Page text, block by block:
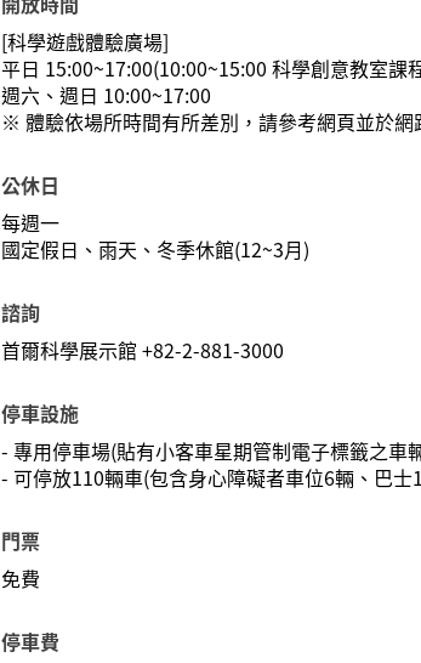
[科學遊戲體驗廣場]
平日 15:00~17:00(10:00~15:00 科學創意教室課
週六、週日 10:00~17:00
※ 體驗依場所時間有所差別，請參考網頁並於
公休日
每週一
國定假日、雨天、冬季休館(12~3月)
諮詢
首爾科學展示館 +82-2-881-3000
停車設施
- 專用停車場(貼有小客車星期管制電子標籤之車
- 可停放110輛車(包含身心障礙者車位6輛、巴
門票
免費
停車費